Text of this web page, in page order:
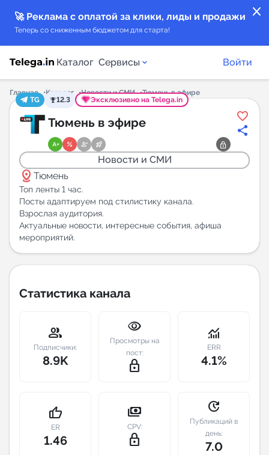
close
🚀 Реклама с оплатой за клики, лиды и продажи
Теперь со сниженным бюджетом для старта!
Каталог Сервисы
Каталог каналов
Каталог ботов
Горящие предложения
Индекс читаемости каналов в Telegram
New
Индивидуальное сопровождение
Аналитика Telegram
Войти
Главная Каталог Новости и СМИ
Тюмень в эфире
TG
12.3 Эксклюзивно на Telega.in
Тюмень в эфире
Новости и СМИ
distance Тюмень
Топ ленты 1 час.
Посты адаптируем под стилистику канала.
Взрослая аудитория.
Актуальные новости, интересные события, афиша
мероприятий.
Статистика канала
group
Подписчики:
8.9K
visibility
Просмотры на
пост:
lock_outline
monitoring
ERR
4.1%
thumb_up
ER
1.46
payments
CPV:
lock_outline
update
Публикаций в
день:
7.0